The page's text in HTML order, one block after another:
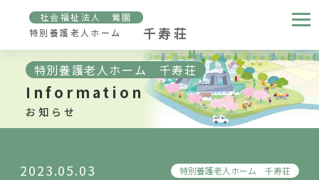
社会福祉法人 鶯園
特別養護老人ホーム
千寿荘
特別養護老人ホーム 千寿荘
Information
お知らせ
2023.05.03 特別養護老人ホーム 千寿荘